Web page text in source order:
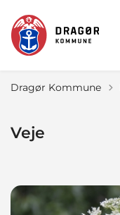
Dragør Kommune
Veje